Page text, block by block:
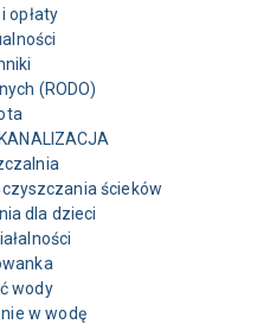
opłaty
(RODO)
ścieków
dla dzieci
wody
w wodę